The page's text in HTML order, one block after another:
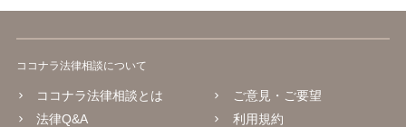
ココナラ法律相談について
ココナラ法律相談とは
法律Q&A
ご意見・ご要望
利用規約